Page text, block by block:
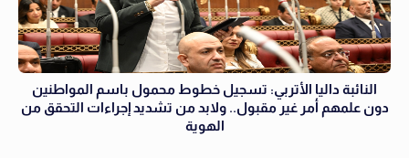
النائبة داليا الأتربي: تسجيل خطوط محمول باسم المواطنين
دون علمهم أمر غير مقبول.. ولابد من تشديد إجراءات التحقق من
الهوية